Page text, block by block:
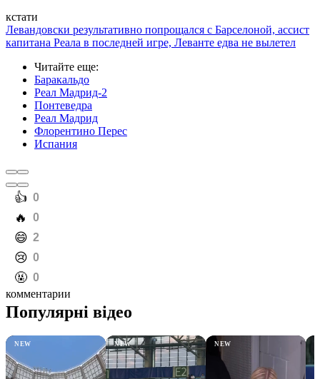
кстати
Левандовски результативно попрощался с Барселоной, ассист
капитана Реала в последней игре, Леванте едва не вылетел
Читайте еще:
Баракальдо
Реал Мадрид-2
Понтеведра
Реал Мадрид
Флорентино Перес
Испания
️👍 0
️🔥 0
️😄 2
️😢 0
️🤬 0
комментарии